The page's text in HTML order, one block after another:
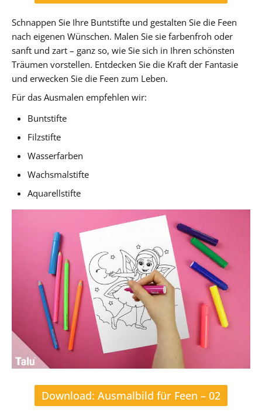
Schnappen Sie Ihre Buntstifte und gestalten Sie die Feen
nach eigenen Wünschen. Malen Sie sie farbenfroh oder
sanft und zart – ganz so, wie Sie sich in Ihren schönsten
Träumen vorstellen. Entdecken Sie die Kraft der Fantasie
und erwecken Sie die Feen zum Leben.
Für das Ausmalen empfehlen wir:
Buntstifte
Filzstifte
Wasserfarben
Wachsmalstifte
Aquarellstifte
Download: Ausmalbild für Feen – 02